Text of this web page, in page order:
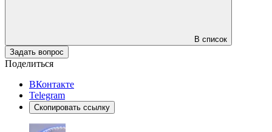
В список
Задать вопрос
Поделиться
ВКонтакте
Telegram
Скопировать ссылку